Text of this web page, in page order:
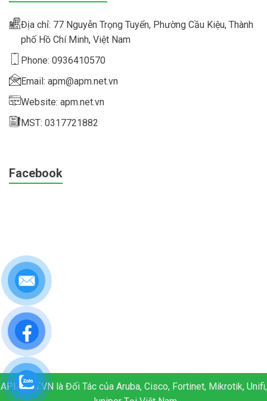
Địa chỉ: 77 Nguyễn Trọng Tuyển, Phường Cầu Kiệu, Thành
phố Hồ Chí Minh, Việt Nam
Phone: 0936410570
Email: apm@apm.net.vn
Website: apm.net.vn
MST: 0317721882
Facebook
APM.NET.VN là Đối Tác của Aruba, Cisco, Fortinet, Mikrotik, Unifi,